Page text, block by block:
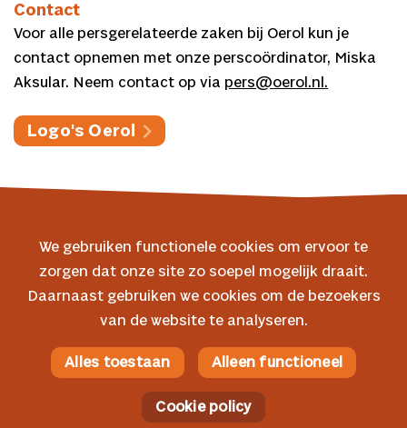
Contact
Voor alle persgerelateerde zaken bij Oerol kun je
contact opnemen met onze perscoördinator, Miska
Aksular. Neem contact op via pers@oerol.nl.
Logo's Oerol
© 2026 Oerol
Algemene voorwaarden
Privacyverklaring
Facebook
We gebruiken functionele cookies om ervoor te
zorgen dat onze site zo soepel mogelijk draait.
Daarnaast gebruiken we cookies om de bezoekers
van de website te analyseren.
Alles toestaan Alleen functioneel
Cookie policy